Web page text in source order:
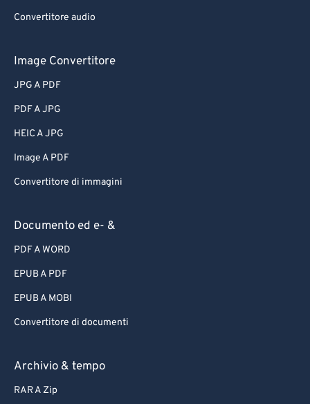
Convertitore audio
Image Convertitore
JPG A PDF
PDF A JPG
HEIC A JPG
Image A PDF
Convertitore di immagini
Documento ed e- &
PDF A WORD
EPUB A PDF
EPUB A MOBI
Convertitore di documenti
Archivio & tempo
RAR A Zip